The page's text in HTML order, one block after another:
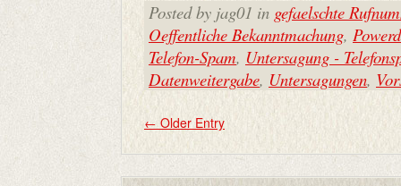
Posted by jag01 in gefaelschte
Oeffentliche Bekanntmachung,
Telefon-Spam, Untersagung -
Datenweitergabe, Untersagungen,
← Older Entry